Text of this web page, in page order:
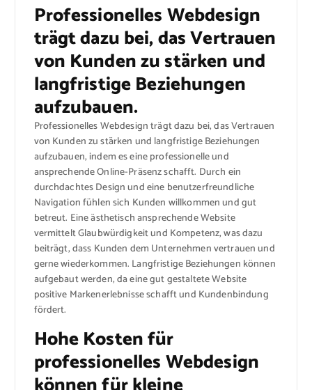
Professionelles Webdesign
trägt dazu bei, das Vertrauen
von Kunden zu stärken und
langfristige Beziehungen
aufzubauen.
Professionelles Webdesign trägt dazu bei, das Vertrauen
von Kunden zu stärken und langfristige Beziehungen
aufzubauen, indem es eine professionelle und
ansprechende Online-Präsenz schafft. Durch ein
durchdachtes Design und eine benutzerfreundliche
Navigation fühlen sich Kunden willkommen und gut
betreut. Eine ästhetisch ansprechende Website
vermittelt Glaubwürdigkeit und Kompetenz, was dazu
beiträgt, dass Kunden dem Unternehmen vertrauen und
gerne wiederkommen. Langfristige Beziehungen können
aufgebaut werden, da eine gut gestaltete Website
positive Markenerlebnisse schafft und Kundenbindung
fördert.
Hohe Kosten für
professionelles Webdesign